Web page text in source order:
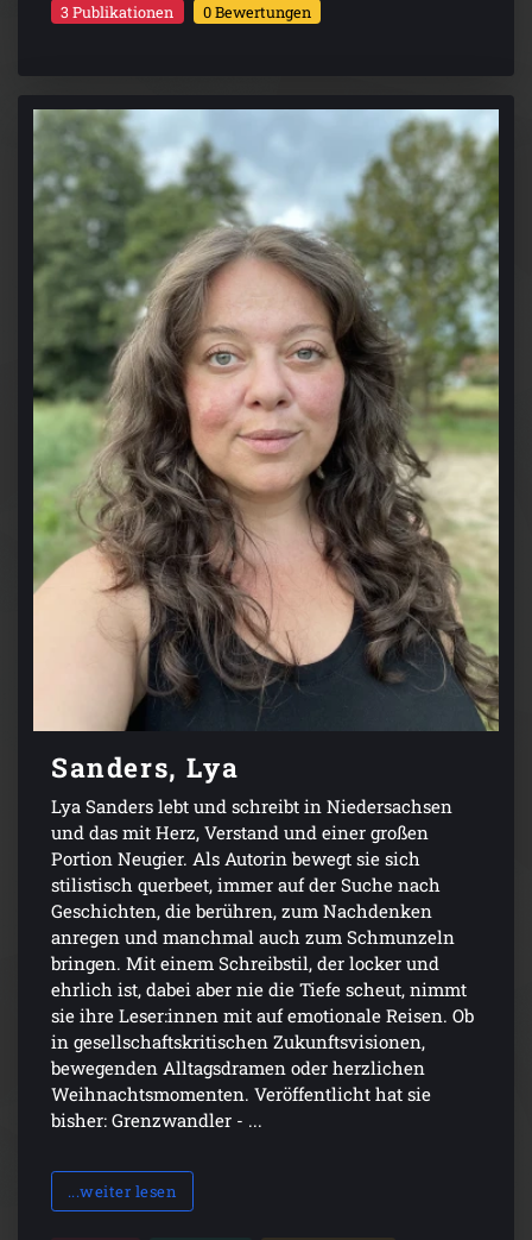
3 Publikationen 0 Bewertungen
Sanders, Lya
Lya Sanders lebt und schreibt in Niedersachsen
und das mit Herz, Verstand und einer großen
Portion Neugier. Als Autorin bewegt sie sich
stilistisch querbeet, immer auf der Suche nach
Geschichten, die berühren, zum Nachdenken
anregen und manchmal auch zum Schmunzeln
bringen. Mit einem Schreibstil, der locker und
ehrlich ist, dabei aber nie die Tiefe scheut, nimmt
sie ihre Leser:innen mit auf emotionale Reisen. Ob
in gesellschaftskritischen Zukunftsvisionen,
bewegenden Alltagsdramen oder herzlichen
Weihnachtsmomenten. Veröffentlicht hat sie
bisher: Grenzwandler - ...
...weiter lesen